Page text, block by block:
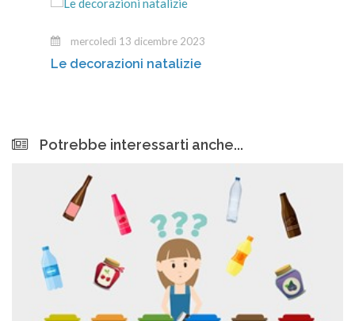
mercoledì 13 dicembre 2023
Le decorazioni natalizie
Potrebbe interessarti anche...